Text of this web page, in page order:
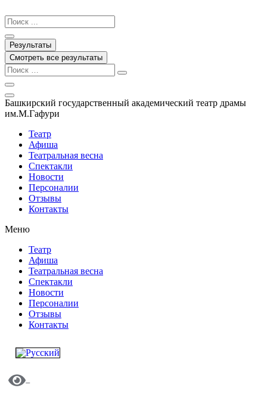
к
содержимому
Search
...
Результаты
Смотреть все результаты
Башкирский государственный академический театр драмы
им.М.Гафури
Театр
Афиша
Театральная весна
Спектакли
Новости
Персоналии
Отзывы
Контакты
Меню
Театр
Афиша
Театральная весна
Спектакли
Новости
Персоналии
Отзывы
Контакты